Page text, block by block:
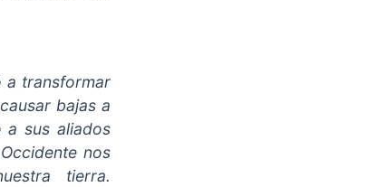
a transformar
bajas a
a sus aliados
nos
tierra.